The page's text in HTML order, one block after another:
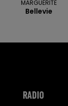
MARGUERITE
Bellevie
RADIO